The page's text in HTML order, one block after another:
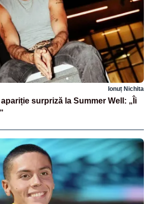
Ionuț Nichita
surpriză la Summer Well: „Îi